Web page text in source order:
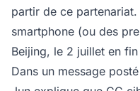
partir de ce
smartphone (ou des
Beijing, le 2 juillet en
Dans un message